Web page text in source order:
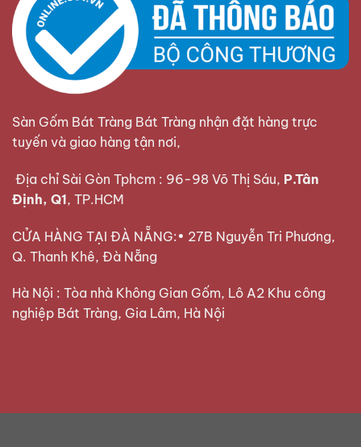
Sàn Gốm Bát Tràng Bát Tràng nhận đặt hàng trực
tuyến và giao hàng tận nơi,
Địa chỉ Sài Gòn Tphcm : 96-98 Võ Thị Sáu, P.Tân
Định, Q1, TP.HCM
CỬA HÀNG TẠI ĐÀ NẴNG:• 27B Nguyễn Tri Phương,
Q. Thanh Khê, Đà Nẵng
Hà Nội : Tòa nhà Không Gian Gốm, Lô A2 Khu công
nghiệp Bát Tràng, Gia Lâm, Hà Nội